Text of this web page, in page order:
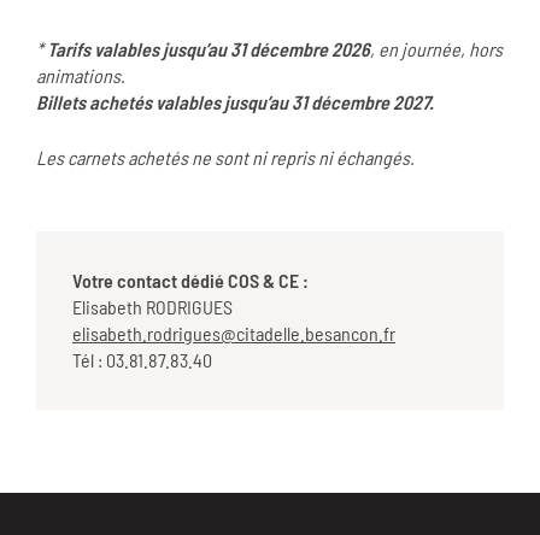
* Tarifs valables jusqu’au 31 décembre2026, en journée, hors
animations.
Billets achetés valables jusqu’au 31 décembre 2027.
Les carnets achetés ne sontni repris ni échangés.
Votre contact dédié COS & CE :
Elisabeth RODRIGUES
elisabeth.rodrigues@citadelle.besancon.fr
Tél : 03.81.87.83.40